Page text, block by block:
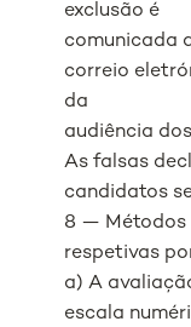
exclusão é
comunicada
correio
da
audiência
As falsas
candidatos
8 — Métodos
respetivas
a) A
escala